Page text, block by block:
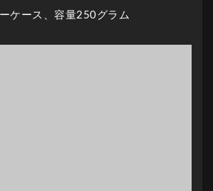
ケース、容量250グラム